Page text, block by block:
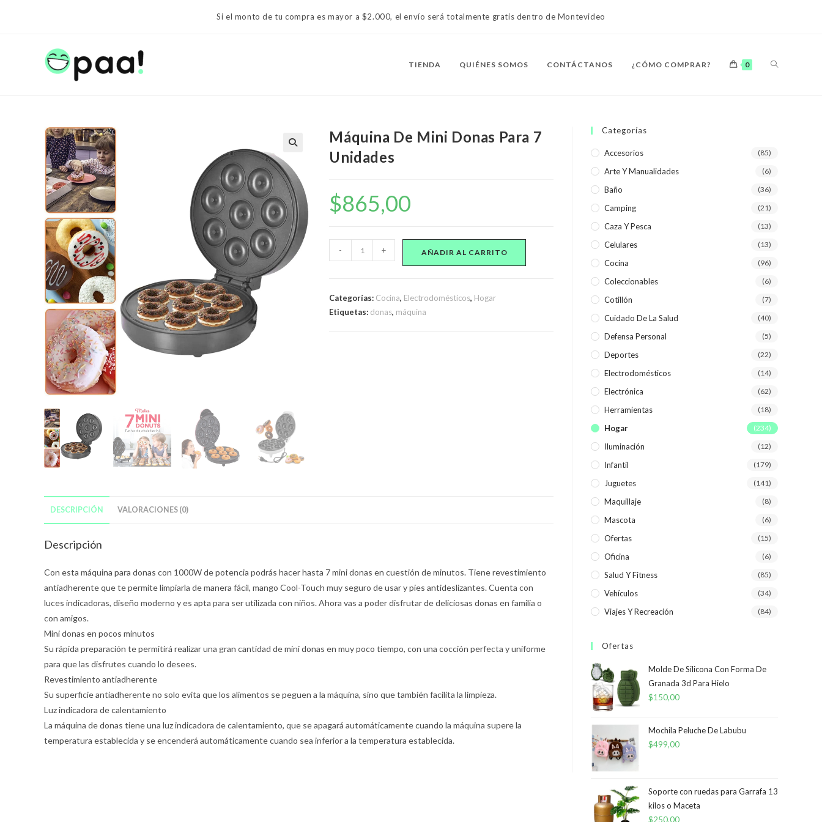
Si el monto de tu compra es mayor a $2.000, el envío será totalmente gratis dentro de Montevideo
TIENDA QUIÉNES SOMOS CONTÁCTANOS ¿CÓMO COMPRAR? 0 ALTERNAR
DE
LA
Máquina De Mini Donas Para 7
Unidades
$865,00
De
Para
- + AÑADIR AL CARRITO
Categorías: Cocina, Electrodomésticos, Hogar
Etiquetas: donas, máquina
DESCRIPCIÓN VALORACIONES (0)
Descripción
Con esta máquina para donas con 1000W de potencia podrás hacer hasta 7 mini donas en cuestión de minutos. Tiene revestimiento
antiadherente que te permite limpiarla de manera fácil, mango Cool-Touch muy seguro de usar y pies antideslizantes. Cuenta con
luces indicadoras, diseño moderno y es apta para ser utilizada con niños. Ahora vas a poder disfrutar de deliciosas donas en familia o
con amigos.
Mini donas en pocos minutos
Su rápida preparación te permitirá realizar una gran cantidad de mini donas en muy poco tiempo, con una cocción perfecta y uniforme
para que las disfrutes cuando lo desees.
Revestimiento antiadherente
Su superficie antiadherente no solo evita que los alimentos se peguen a la máquina, sino que también facilita la limpieza.
Luz indicadora de calentamiento
La máquina de donas tiene una luz indicadora de calentamiento, que se apagará automáticamente cuando la máquina supere la
temperatura establecida y se encenderá automáticamente cuando sea inferior a la temperatura establecida.
Categorías
Accesorios (85)
Arte Y Manualidades (6)
Baño (36)
Camping (21)
Caza Y Pesca (13)
Celulares (13)
Cocina (96)
Coleccionables (6)
Cotillón (7)
Cuidado De La Salud (40)
Defensa Personal (5)
Deportes (22)
Electrodomésticos (14)
Electrónica (62)
Herramientas (18)
Hogar (234)
Iluminación (12)
Infantil (179)
Juguetes (141)
Maquillaje (8)
Mascota (6)
Ofertas (15)
Oficina (6)
Salud Y Fitness (85)
Vehículos (34)
Viajes Y Recreación (84)
Ofertas
Molde De Silicona Con Forma De
Granada 3d Para Hielo
$150,00
Mochila Peluche De Labubu
$499,00
Soporte con ruedas para Garrafa 13
kilos o Maceta
$250,00